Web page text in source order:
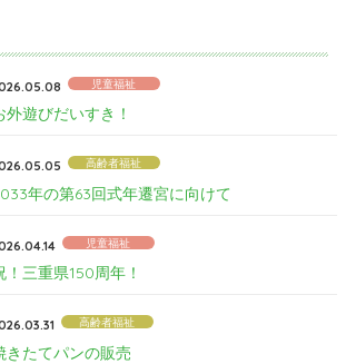
児童福祉
外遊びだいすき！
高齢者福祉
年の第63回式年遷宮に向けて
児童福祉
！三重県150周年！
高齢者福祉
きたてパンの販売